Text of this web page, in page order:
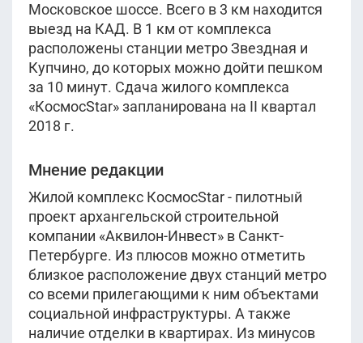
Московское шоссе. Всего в 3 км находится
выезд на КАД. В 1 км от комплекса
расположены станции метро Звездная и
Купчино, до которых можно дойти пешком
за 10 минут. Сдача жилого комплекса
«КосмосStar» запланирована на II квартал
2018 г.
Мнение редакции
Жилой комплекс КосмосStar - пилотный
проект архангельской строительной
компании «Аквилон-Инвест» в Санкт-
Петербурге. Из плюсов можно отметить
близкое расположение двух станций метро
со всеми прилегающими к ним объектами
социальной инфраструктуры. А также
наличие отделки в квартирах. Из минусов